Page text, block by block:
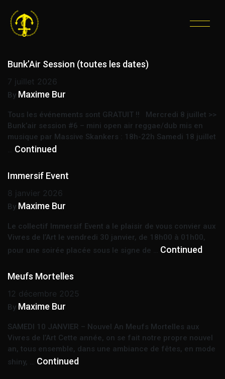
ÉTIQUETTE :
FÊTE
Bunk’Air Session (toutes les dates)
7 juillet 2026
By Maxime Bur
Tous les événements sont GRATUIT !! Mercredi 8 juillet >>
Bunk’air session #6 – mini open air reggae/dub mis en
musique par Massive Skankers : 18h-22h Samedi 18 juillet
… Continued
Immersif Event
8 janvier 2026
By Maxime Bur
Le collectif Immersif Event a le plaisir de vous convier aux
Vivres de l’Art le vendredi 30 janvier, de 18h00 à 01h00,
pour une soirée placée sous le signe de … Continued
Meufs Mortelles
12 décembre 2025
By Maxime Bur
SAMEDI 10 JANVIER – Nouvel An Meufs Mortelles aux
Vivres de l’Art Cette année, on se fait notre propre nouvel
an, tous ensemble, dans une ambiance de fêtes, en mode
shiny, … Continued